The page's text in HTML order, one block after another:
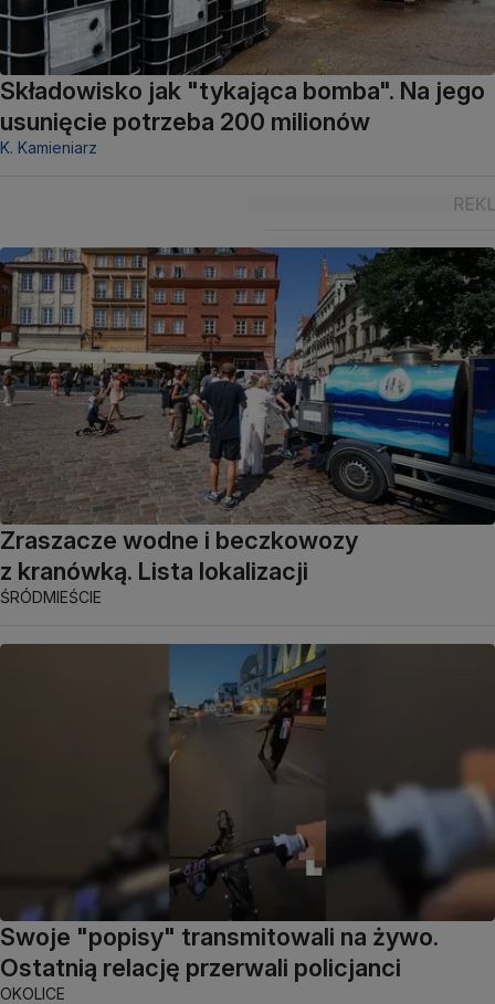
Składowisko jak "tykająca bomba". Na jego
usunięcie potrzeba 200 milionów
K. Kamieniarz
Zraszacze wodne i beczkowozy
z kranówką. Lista lokalizacji
ŚRÓDMIEŚCIE
Swoje "popisy" transmitowali na żywo.
Ostatnią relację przerwali policjanci
OKOLICE